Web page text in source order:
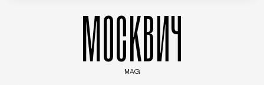
МОСКВИЧ
MAG